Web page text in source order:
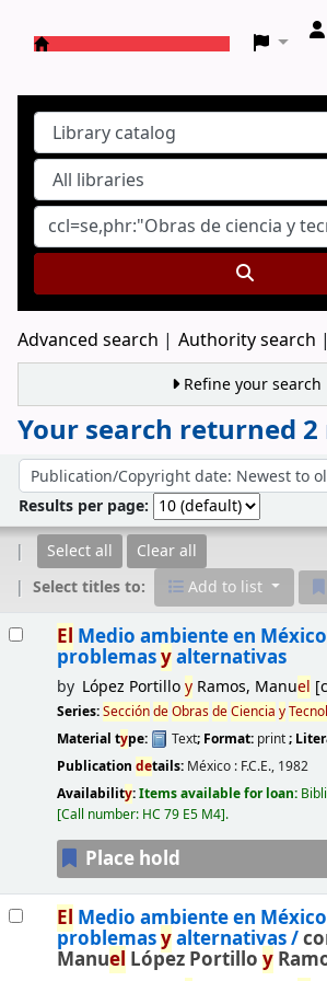
Advanced search Authority search
Refine your search
Your search returned
Sort by:
Results per page:
Select all
Clear all
Select titles to:
Add to list
El Medio ambiente en
problemasyalternativas
by López PortilloyRamos, Manuel
Series:SeccióndeObrasdeCiencia y
Material type: Text; Format: print;
Publication details: México : F.C.E., 1982
Availability:Items available for loan:
Call number: HC 79 E5 M4 .
Place hold
El Medio ambiente en
problemasyalternativas /
Manuel López Portillo y